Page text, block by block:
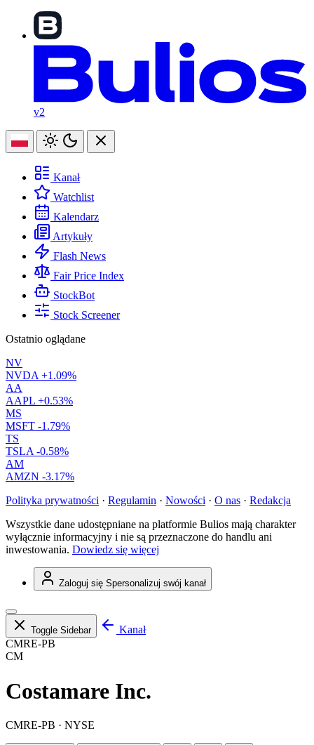
v2
Kanał
Watchlist
Kalendarz
Artykuły
Flash News
Fair Price Index
StockBot
Stock Screener
Ostatnio oglądane
NV
NVDA +1.09%
AA
AAPL +0.53%
MS
MSFT -1.79%
TS
TSLA -0.58%
AM
AMZN -3.17%
Polityka prywatności · Regulamin · Nowości · O nas · Redakcja
Wszystkie dane udostępniane na platformie Bulios mają charakter
wyłącznie informacyjny i nie są przeznaczone do handlu ani
inwestowania. Dowiedz się więcej
Zaloguj się Spersonalizuj swój kanał
Toggle Sidebar
Kanał
CMRE-PB
CM
Costamare Inc.
CMRE-PB · NYSE